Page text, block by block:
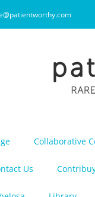
Collaborative
Us